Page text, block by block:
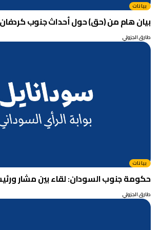
بيانات
بيان هام من (حق) حول أحداث جنوب
طارق الجزولي
بيانات
حكومة جنوب السودان: لقاء بين مشار
طارق الجزولي